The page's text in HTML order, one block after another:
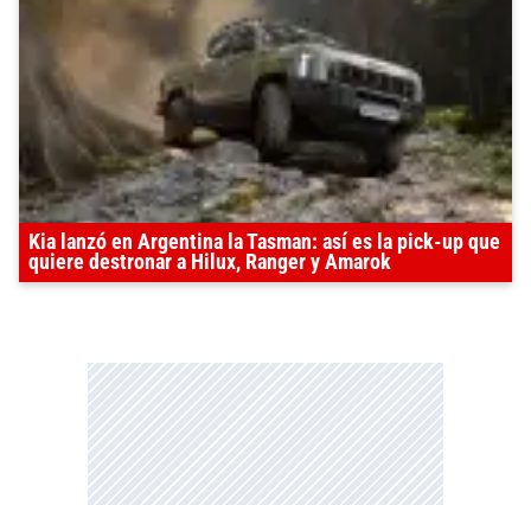
Kia lanzó en Argentina la Tasman: así es la pick-up que
quiere destronar a Hilux, Ranger y Amarok